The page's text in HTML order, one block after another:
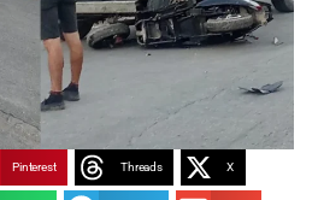
Pinterest Threads X